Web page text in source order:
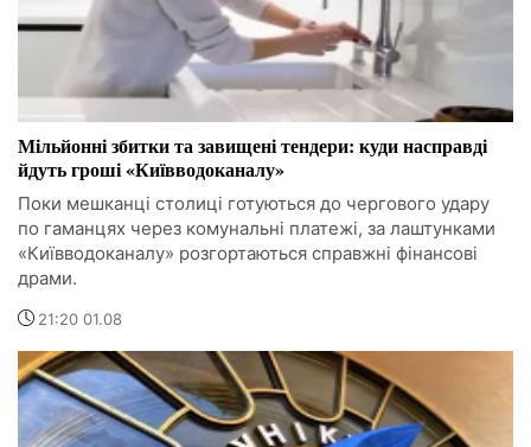
Мільйонні збитки та завищені тендери: куди насправді
йдуть гроші «Київводоканалу»
Поки мешканці столиці готуються до чергового удару
по гаманцях через комунальні платежі, за лаштунками
«Київводоканалу» розгортаються справжні фінансові
драми.
21:20 01.08